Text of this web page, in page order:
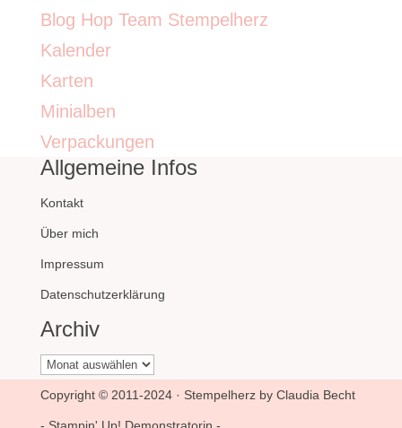
Blog Hop Team Stempelherz
Kalender
Karten
Minialben
Verpackungen
Allgemeine Infos
Kontakt
Über mich
Impressum
Datenschutzerklärung
Archiv
Archiv
Copyright © 2011-2024 · Stempelherz by Claudia Becht